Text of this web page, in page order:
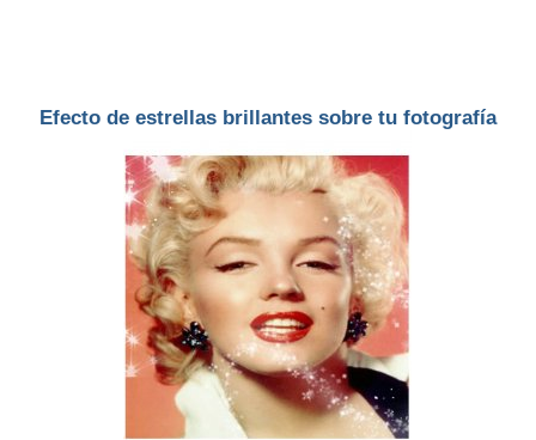
Efecto de estrellas brillantes sobre tu fotografía